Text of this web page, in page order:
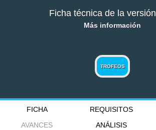
Ficha técnica de la versión
Más información
TROFEOS
FICHA REQUISITOS
AVANCES
ANÁLISIS